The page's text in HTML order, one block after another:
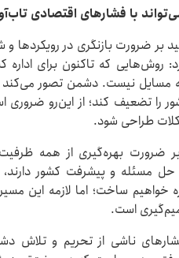
با فشارهای اقتصادی
بر ضرورت بازنگری در
که تاکنون برای اداره
مسایل نیست. دشمن تصور می‌کند
را تضعیف کند؛ از این‌رو
طراحی شود.
ضرورت بهره‌گیری از همه
حل مسئله و پیشرفت کشور
خواهیم ساخت؛ اما لازمه این
است.
ناشی از تحریم و تلاش